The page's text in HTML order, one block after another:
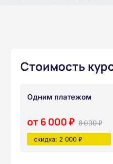
Стоимость
Одним платежом
от 6 000 ₽ 8 000 ₽
скидка: 2 000 ₽